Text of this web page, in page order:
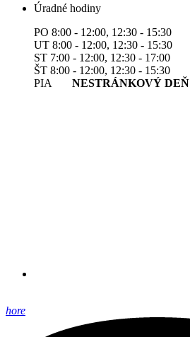
Úradné hodiny
PO 8:00 - 12:00, 12:30 - 15:30
UT 8:00 - 12:00, 12:30 - 15:30
ST 7:00 - 12:00, 12:30 - 17:00
ŠT 8:00 - 12:00, 12:30 - 15:30
PIA NESTRÁNKOVÝ DEŇ
hore